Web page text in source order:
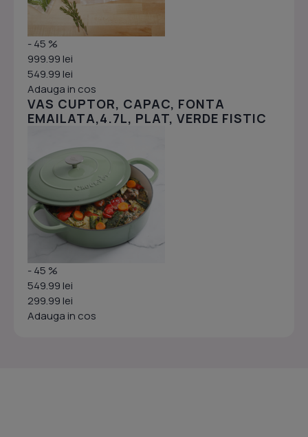
- 45 %
999.99 lei
549.99 lei
Adauga in cos
VAS CUPTOR, CAPAC, FONTA
EMAILATA,4.7L, PLAT, VERDE FISTIC
- 45 %
549.99 lei
299.99 lei
Adauga in cos